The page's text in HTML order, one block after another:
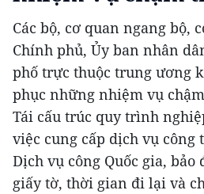
Các bộ, cơ quan ngang bộ,
Chính phủ, Ủy ban nhân
phố trực thuộc trung ương
phục những nhiệm vụ
Tái cấu trúc quy trình
việc cung cấp dịch vụ công
Dịch vụ công Quốc gia, bảo
giấy tờ, thời gian đi lại và